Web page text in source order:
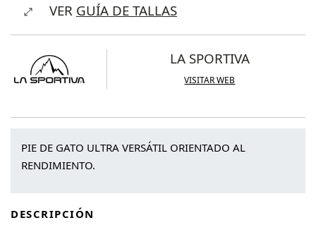
SkwamaVER GUÍA DE TALLAS
LA SPORTIVA
VISITAR WEB
PIE DE GATO ULTRA VERSÁTIL ORIENTADO AL
RENDIMIENTO.
DESCRIPCIÓN